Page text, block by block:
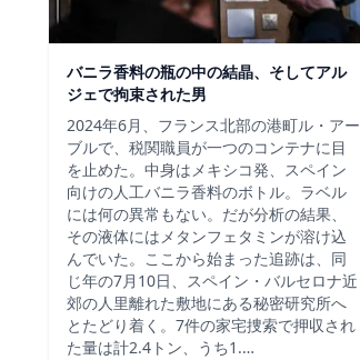
バニラ香料の瓶の中の結晶、そしてアル
ジェで拘束された男
2024年6月、フランス北部の港町ル・アー
ブルで、税関職員が一つのコンテナに目
を止めた。中身はメキシコ発、スペイン
向けの人工バニラ香料のボトル。ラベル
には何の異常もない。だが分析の結果、
その液体にはメタンフェタミンが溶け込
んでいた。ここから始まった追跡は、同
じ年の7月10日、スペイン・バルセロナ近
郊の人里離れた敷地にある秘密研究所へ
とたどり着く。7件の家宅捜索で押収され
た量は計2.4トン、うち1.…